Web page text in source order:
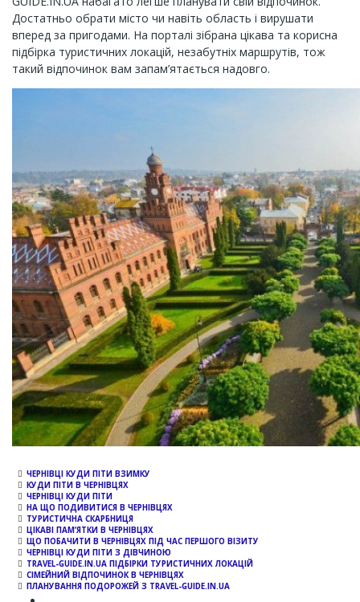
Достатньо обрати місто чи навіть область і вирушати
вперед за пригодами. На порталі зібрана цікава та корисна
підбірка туристичних локацій, незабутніх маршрутів, тож
такий відпочинок вам запам’ятається надовго.
ЧЕРНІВЦІ КУДИ ПІТИ ВЗИМКУ
КУДИ ПІТИ В ЧЕРНІВЦЯХ
ЧЕРНІВЦІ КУДИ ПІТИ
НА ЩО ПОДИВИТИСЯ В ЧЕРНІВЦЯХ
ТУРИСТИЧНА СКАРБНИЦЯ
ЦІКАВІ ПАМ’ЯТКИ В ЧЕРНІВЦЯХ
ЩО ПОБАЧИТИ В ЧЕРНІВЦЯХ ПІД ЧАС ПЕРШОГО ВІЗИТУ
ЧЕРНІВЦІ КУДИ ПІТИ З ДІВЧИНОЮ
TRAVEL-GUIDE.IN.UA ПІДБІРКИ ТУРИСТИЧНИХ ЛОКАЦІЙ
СІМЕЙНИЙ ВІДПОЧИНОК В ЧЕРНІВЦЯХ
ПЛАНУВАННЯ ПОДОРОЖЕЙ З TRAVEL-GUIDE.IN.UA